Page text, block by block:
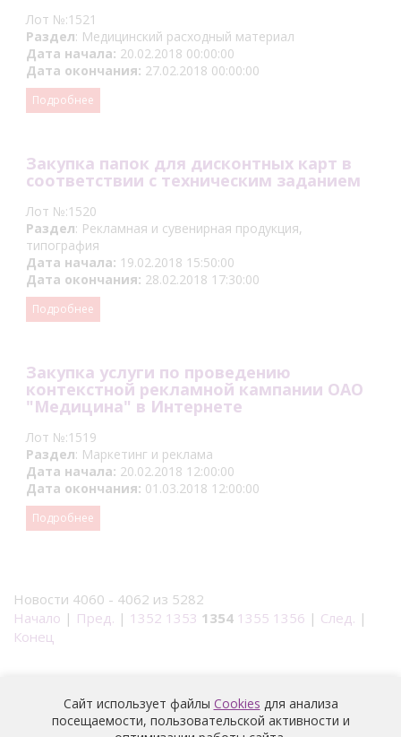
Лот №:1521
Раздел: Медицинский расходный материал
Дата начала: 20.02.2018 00:00:00
Дата окончания: 27.02.2018 00:00:00
Подробнее
Закупка папок для дисконтных карт в
соответствии с техническим заданием
Лот №:1520
Раздел: Рекламная и сувенирная продукция,
типография
Дата начала: 19.02.2018 15:50:00
Дата окончания: 28.02.2018 17:30:00
Подробнее
Закупка услуги по проведению
контекстной рекламной кампании ОАО
"Медицина" в Интернете
Лот №:1519
Раздел: Маркетинг и реклама
Дата начала: 20.02.2018 12:00:00
Дата окончания: 01.03.2018 12:00:00
Подробнее
Новости 4060 - 4062 из 5282
Начало | Пред. | 1352 1353 1354 1355 1356 | След. |
Конец
Сайт использует файлы Cookies для анализа
посещаемости, пользовательской активности и